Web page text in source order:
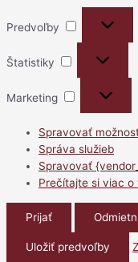
Predvoľby
Štatistiky
Marketing
Spravovať
Správa služieb
Spravovať
Prečítajte si viac
Prijať
Uložiť predvoľby